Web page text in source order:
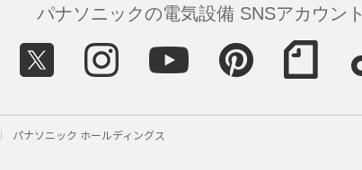
パナソニックの電気設備 SNSアカウント
パナソニック ホールディングス